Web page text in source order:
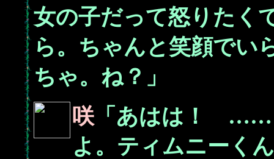
女の子だって怒りたく
ら。ちゃんと笑顔でい
ちゃ。ね？」
咲 「あはは！ ……
よ。ティムニーく